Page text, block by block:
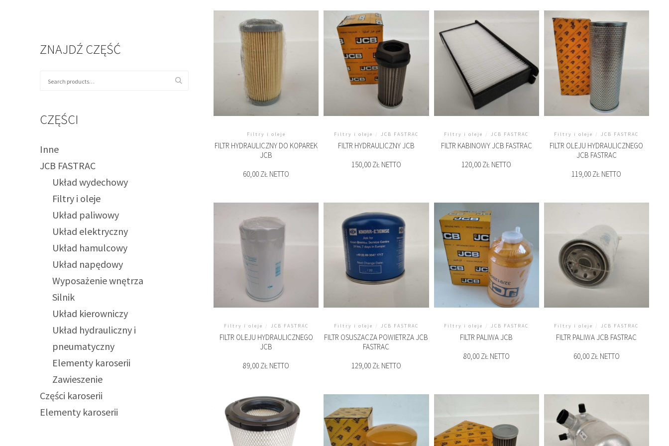
Filtry i oleje
FILTR HYDRAULICZNY DO KOPAREK
JCB
60,00 ZŁ NETTO
Filtry i oleje / JCB FASTRAC
FILTR HYDRAULICZNY JCB
150,00 ZŁ NETTO
Filtry i oleje / JCB FASTRAC
FILTR KABINOWY JCB FASTRAC
120,00 ZŁ NETTO
Filtry i oleje / JCB FASTRAC
FILTR OLEJU HYDRAULICZNEGO
JCB FASTRAC
119,00 ZŁ NETTO
Filtry i oleje / JCB FASTRAC
FILTR OLEJU HYDRAULICZNEGO
JCB
89,00 ZŁ NETTO
Filtry i oleje / JCB FASTRAC
FILTR OSUSZACZA POWIETRZA JCB
FASTRAC
129,00 ZŁ NETTO
Filtry i oleje / JCB FASTRAC
FILTR PALIWA JCB
80,00 ZŁ NETTO
Filtry i oleje / JCB FASTRAC
FILTR PALIWA JCB FASTRAC
60,00 ZŁ NETTO
ZNAJDŹ CZĘŚĆ
CZĘŚCI
Inne
JCB FASTRAC
Układ wydechowy
Filtry i oleje
Układ paliwowy
Układ elektryczny
Układ hamulcowy
Układ napędowy
Wyposażenie wnętrza
Silnik
Układ kierowniczy
Układ hydrauliczny i
pneumatyczny
Elementy karoserii
Zawieszenie
Części karoserii
Elementy karoserii